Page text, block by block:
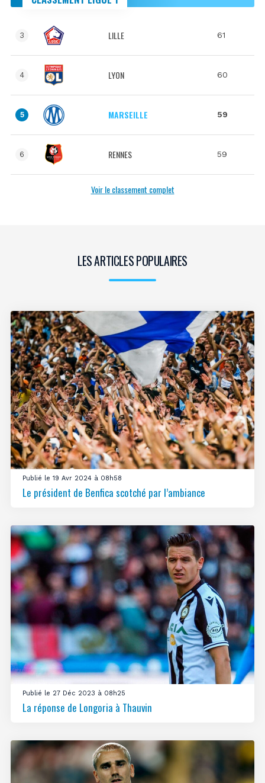
3 LILLE 61
4 LYON 60
5 MARSEILLE 59
6 RENNES 59
Voir le classement complet
LES ARTICLES POPULAIRES
Publié le 19 Avr 2024 à 08h58
Le président de Benfica scotché par l’ambiance
Publié le 27 Déc 2023 à 08h25
La réponse de Longoria à Thauvin